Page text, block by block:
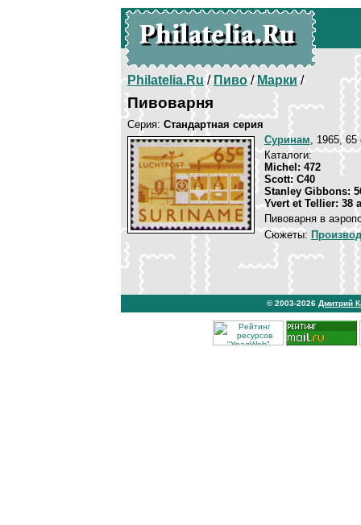
Philatelia.Ru/Пиво/Марки/
Пивоварня
Серия: Стандартная серия
Суринам, 1965, 65
Каталоги:
Michel: 472
Scott: C40
Stanley Gibbons:
Yvert et Tellier: 38
Пивоварня в
Сюжеты:
© 2003-2026 Дмитрий